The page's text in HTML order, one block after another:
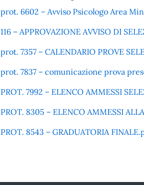
prot. 6602 – Avviso Psicologo Area
116 – APPROVAZIONE AVVISO DI
prot. 7357 – CALENDARIO PROVE
prot. 7837 – comunicazione prova
PROT. 7992 – ELENCO AMMESSI
PROT. 8305 – ELENCO AMMESSI
PROT. 8543 – GRADUATORIA